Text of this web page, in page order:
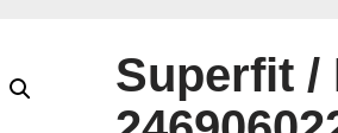
Superfit /